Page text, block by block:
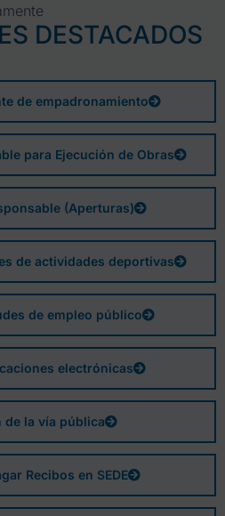
DESTACADOS
de empadronamiento
para Ejecución de Obras
(Aperturas)
de actividades deportivas
de empleo público
electrónicas
de la vía pública
Recibos en SEDE